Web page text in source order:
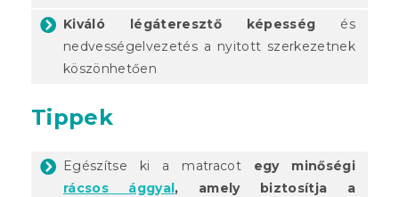
Kiváló légáteresztő képesség és
nedvességelvezetés a nyitott szerkezetnek
köszönhetően
Tippek
Egészítse ki a matracot egy minőségi
rácsos ággyal, amely biztosítja a